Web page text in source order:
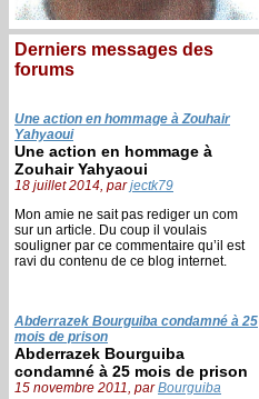
Derniers messages des
forums
Une action en hommage à Zouhair
Yahyaoui
Une action en hommage à
Zouhair Yahyaoui
18 juillet 2014, parjectk79
Mon amie ne sait pas rediger un com
sur un article. Du coup il voulais
souligner par ce commentaire qu’il est
ravi du contenu de ce blog internet.
Abderrazek Bourguiba condamné à 25
mois de prison
Abderrazek Bourguiba
condamné à 25 mois de prison
15 novembre 2011, parBourguiba